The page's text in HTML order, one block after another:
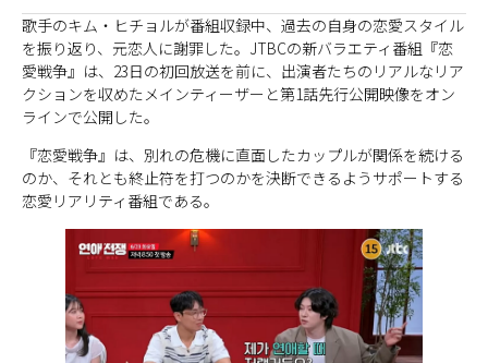
歌手のキム・ヒチョルが番組収録中、過去の自身の恋愛スタイル
を振り返り、元恋人に謝罪した。JTBCの新バラエティ番組『恋
愛戦争』は、23日の初回放送を前に、出演者たちのリアルなリア
クションを収めたメインティーザーと第1話先行公開映像をオン
ラインで公開した。
『恋愛戦争』は、別れの危機に直面したカップルが関係を続ける
のか、それとも終止符を打つのかを決断できるようサポートする
恋愛リアリティ番組である。